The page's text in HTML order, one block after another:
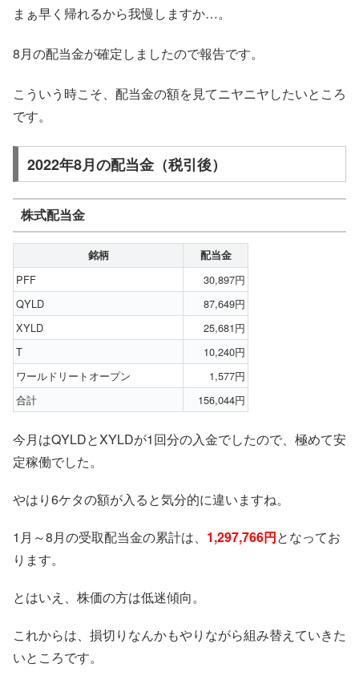
まぁ早く帰れるから我慢しますか…。
8月の配当金が確定しましたので報告です。
こういう時こそ、配当金の額を見てニヤニヤしたいところ
です。
2022年8月の配当金（税引後）
株式配当金
銘柄 配当金
PFF
30,897円
QYLD
87,649円
XYLD
25,681円
T
10,240円
ワールドリートオープン
1,577円
合計
156,044円
今月はQYLDとXYLDが1回分の入金でしたので、極めて安
定稼働でした。
やはり6ケタの額が入ると気分的に違いますね。
1月～8月の受取配当金の累計は、 1,297,766円となってお
ります。
とはいえ、株価の方は低迷傾向。
これからは、損切りなんかもやりながら組み替えていきた
いところです。